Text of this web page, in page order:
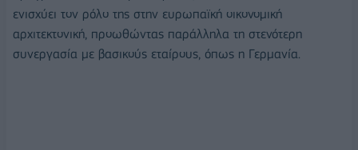
ενισχύει τον ρόλο της στην ευρωπαϊκή οικονομική
αρχιτεκτονική, προωθώντας παράλληλα τη στενότερη
συνεργασία με βασικούς εταίρους, όπως η Γερμανία.